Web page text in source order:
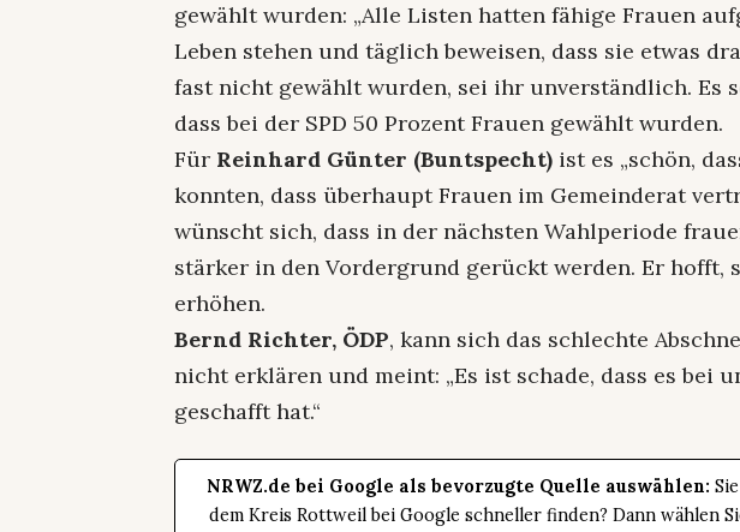
gewählt wurden: „Alle Listen hatten fähige Frauen
Leben stehen und täglich beweisen, dass sie etwas
fast nicht gewählt wurden, sei ihr unverständlich. Es
dass bei der SPD 50 Prozent Frauen gewählt wurden.
Für Reinhard Günter (Buntspecht) ist es „schön,
konnten, dass überhaupt Frauen im Gemeinderat
wünscht sich, dass in der nächsten Wahlperiode
stärker in den Vordergrund gerückt werden. Er hofft,
erhöhen.
Bernd Richter, ÖDP, kann sich das schlechte
nicht erklären und meint: „Es ist schade, dass es bei
geschafft hat.“
NRWZ.de bei Google als bevorzugte Quelle auswählen:
dem Kreis Rottweil bei Google schneller finden? Dann wählen